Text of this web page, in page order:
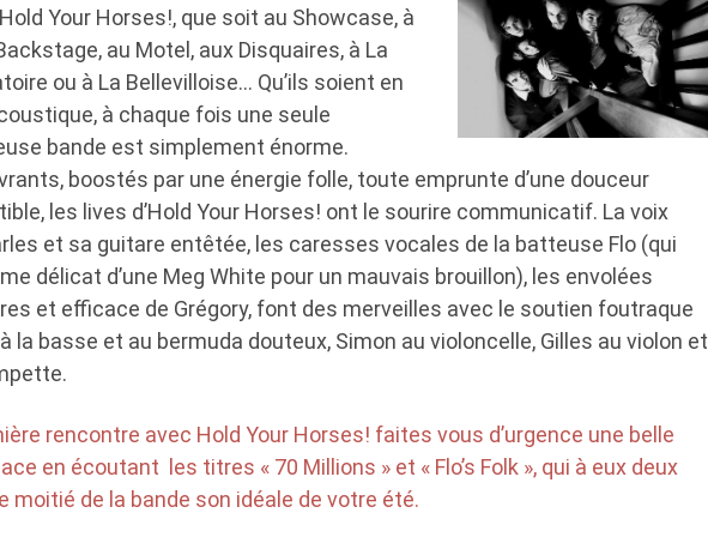
Your Horses!, que soit au Showcase, à
au Motel, aux Disquaires, à La
ou à La Bellevilloise… Qu’ils soient en
à chaque fois une seule
bande est simplement énorme.
boostés par une énergie folle, toute emprunte d’une douceur
les lives d’Hold Your Horses! ont le sourire communicatif. La voix
et sa guitare entêtée, les caresses vocales de la batteuse Flo (qui
délicat d’une Meg White pour un mauvais brouillon), les envolées
et efficace de Grégory, font des merveilles avec le soutien foutraque
la basse et au bermuda douteux, Simon au violoncelle, Gilles au violon et
rencontre avec Hold Your Horses! faites vous d’urgence une belle
en écoutant les titres « 70 Millions » et « Flo’s Folk », qui à eux deux
moitié de la bande son idéale de votre été.